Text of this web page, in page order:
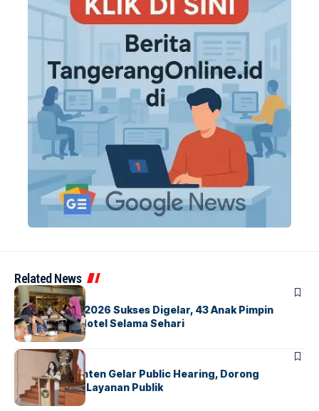
Related News
BERITAINDEX
GM For A Day 2026 Sukses Digelar, 43 Anak Pimpin
Operasional Hotel Selama Sehari
BANDARA BERITA
Karantina Banten Gelar Public Hearing, Dorong
Transparansi Layanan Publik